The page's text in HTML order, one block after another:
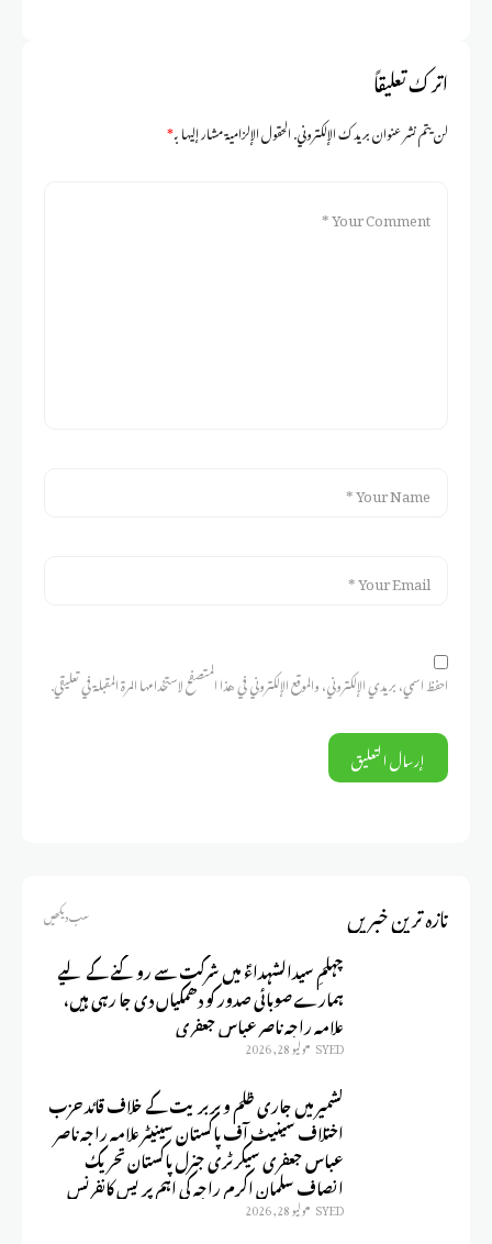
اترك تعليقاً
لن يتم نشر عنوان بريدك الإلكتروني.الحقول الإلزامية مشار إليها بـ*
احفظ اسمي، بريدي الإلكتروني، والموقع الإلكتروني في هذا المتصفح لاستخدامها المرة المقبلة في تعليقي.
تازہ ترین خبریں سب دیکھیں
چہلمِ سیدالشہداءؑ میں شرکت سے روکنے کے لیے
ہمارے صوبائی صدور کو دھمکیاں دی جا رہی ہیں،
علامہ راجہ ناصر عباس جعفری
SYED يوليو 28, 2026
کشمیر میں جاری ظلم و بربریت کے خلاف قائد حزب
اختلاف سینیٹ آف پاکستان سینیٹر علامہ راجہ ناصر
عباس جعفری سیکرٹری جنرل پاکستان تحریک
انصاف سلمان اکرم راجہ کی اہم پریس کانفرنس
SYED يوليو 28, 2026